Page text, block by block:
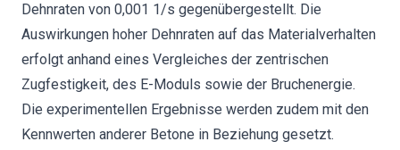
Dehnraten von 0,001 1/s gegenübergestellt. Die
Auswirkungen hoher Dehnraten auf das Materialverhalten
erfolgt anhand eines Vergleiches der zentrischen
Zugfestigkeit, des E-Moduls sowie der Bruchenergie.
Die experimentellen Ergebnisse werden zudem mit den
Kennwerten anderer Betone in Beziehung gesetzt.